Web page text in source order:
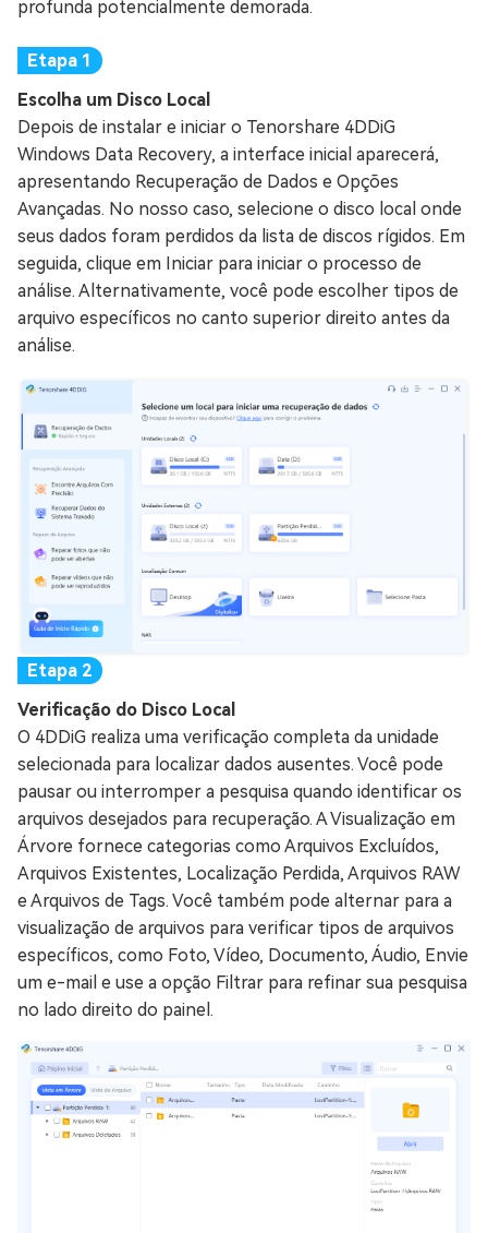
profunda potencialmente demorada.
Escolha um Disco Local
Depois de instalar e iniciar o Tenorshare 4DDiG
Windows Data Recovery, a interface inicial aparecerá,
apresentando Recuperação de Dados e Opções
Avançadas. No nosso caso, selecione o disco local onde
seus dados foram perdidos da lista de discos rígidos. Em
seguida, clique em Iniciar para iniciar o processo de
análise. Alternativamente, você pode escolher tipos de
arquivo específicos no canto superior direito antes da
análise.
Verificação do Disco Local
O 4DDiG realiza uma verificação completa da unidade
selecionada para localizar dados ausentes. Você pode
pausar ou interromper a pesquisa quando identificar os
arquivos desejados para recuperação. A Visualização em
Árvore fornece categorias como Arquivos Excluídos,
Arquivos Existentes, Localização Perdida, Arquivos RAW
e Arquivos de Tags. Você também pode alternar para a
visualização de arquivos para verificar tipos de arquivos
específicos, como Foto, Vídeo, Documento, Áudio, Envie
um e-mail e use a opção Filtrar para refinar sua pesquisa
no lado direito do painel.